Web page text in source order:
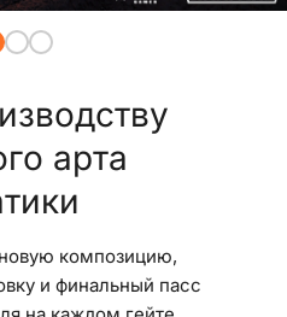
арта
композицию,
и финальный пасс